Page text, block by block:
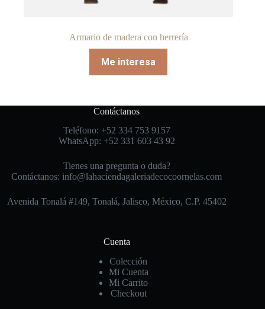
Armario de madera con herrería
Me interesa
Contáctanos
Teléfono: +52 334 753 9157
WhatsApp: +52 331 603 43 92
Tienes una pregunta o duda?
Contáctanos: info@lahaciendagaleriadecocoornelas.com
Avenida Tonalá #149, Tonalá, Jalisco, México, C.P. 45402
Cuenta
Colección
Mi Cuenta
Mi Carrito
Checkout